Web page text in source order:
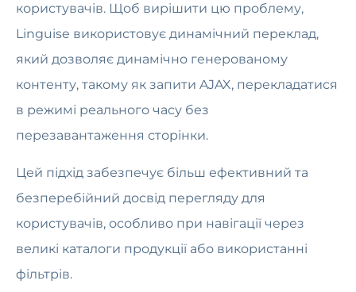
користувачів. Щоб вирішити цю проблему,
Linguise використовує динамічний переклад,
який дозволяє динамічно генерованому
контенту, такому як запити AJAX, перекладатися
в режимі реального часу без
перезавантаження сторінки.
Цей підхід забезпечує більш ефективний та
безперебійний досвід перегляду для
користувачів, особливо при навігації через
великі каталоги продукції або використанні
фільтрів.